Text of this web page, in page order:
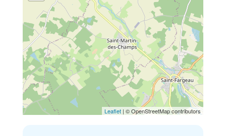
Leaflet | © OpenStreetMap contributors